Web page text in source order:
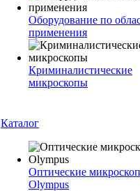
Оборудование по
применения
Криминалистические
микроскопы
Каталог
Оптические
Olympus